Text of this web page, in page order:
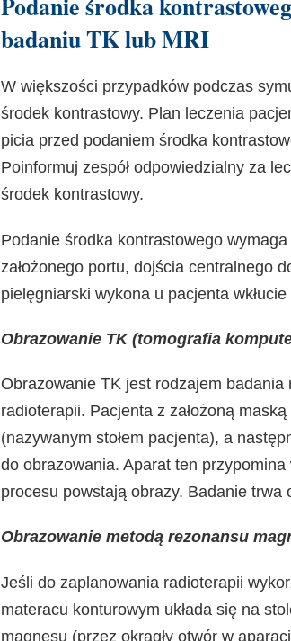
badaniu TK lub MRI
W większości przypadków podczas
środek kontrastowy. Plan leczenia
picia przed podaniem środka
Poinformuj zespół odpowiedzialny za
środek kontrastowy.
Podanie środka kontrastowego
założonego portu, dojścia centralnego
pielęgniarski wykona u pacjenta
Obrazowanie TK (tomografia
Obrazowanie TK jest rodzajem
radioterapii. Pacjenta z założoną
(nazywanym stołem pacjenta), a
do obrazowania. Aparat ten
procesu powstają obrazy. Badanie trwa
Obrazowanie metodą rezonansu
Jeśli do zaplanowania radioterapii
materacu konturowym układa się na
magnesu (przez okrągły otwór w